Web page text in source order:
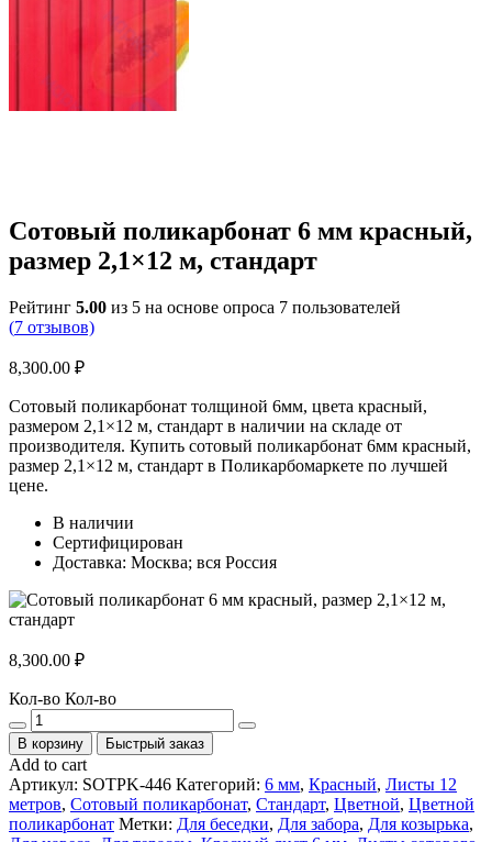
Сотовый поликарбонат 6 мм красный,
размер 2,1×12 м, стандарт
Рейтинг 5.00 из 5 на основе опроса 7 пользователей
(7 отзывов)
8,300.00 ₽
Сотовый поликарбонат толщиной 6мм, цвета красный,
размером 2,1×12 м, стандарт в наличии на складе от
производителя. Купить сотовый поликарбонат 6мм красный,
размер 2,1×12 м, стандарт в Поликарбомаркете по лучшей
цене.
В наличии
Сертифицирован
Доставка: Москва; вся Россия
8,300.00 ₽
Кол-во Кол-во
В корзину Быстрый заказ
Add to cart
Артикул: SOTPK-446 Категорий: 6 мм, Красный, Листы 12
метров, Сотовый поликарбонат, Стандарт, Цветной, Цветной
поликарбонат Метки: Для беседки, Для забора, Для козырька,